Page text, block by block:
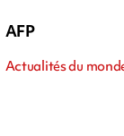
AFP
Actualités du